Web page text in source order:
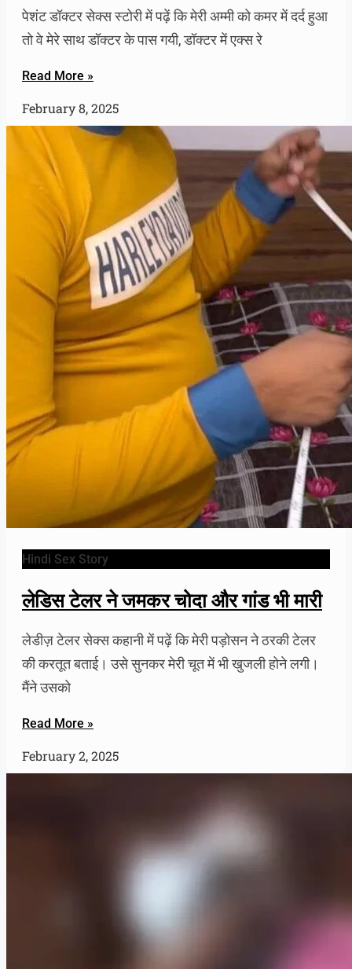
पेशंट डॉक्टर सेक्स स्टोरी में पढ़ें कि मेरी अम्मी को कमर में दर्द हुआ
तो वे मेरे साथ डॉक्टर के पास गयी, डॉक्टर में एक्स रे
Read More »
February 8, 2025
Hindi Sex Story
लेडिस टेलर ने जमकर चोदा और गांड भी मारी
लेडीज़ टेलर सेक्स कहानी में पढ़ें कि मेरी पड़ोसन ने ठरकी टेलर
की करतूत बताई। उसे सुनकर मेरी चूत में भी खुजली होने लगी।
मैंने उसको
Read More »
February 2, 2025